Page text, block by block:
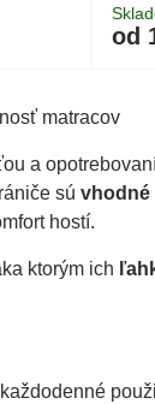
od
matracov
a
súvhodné
hostí.
ktorým ich